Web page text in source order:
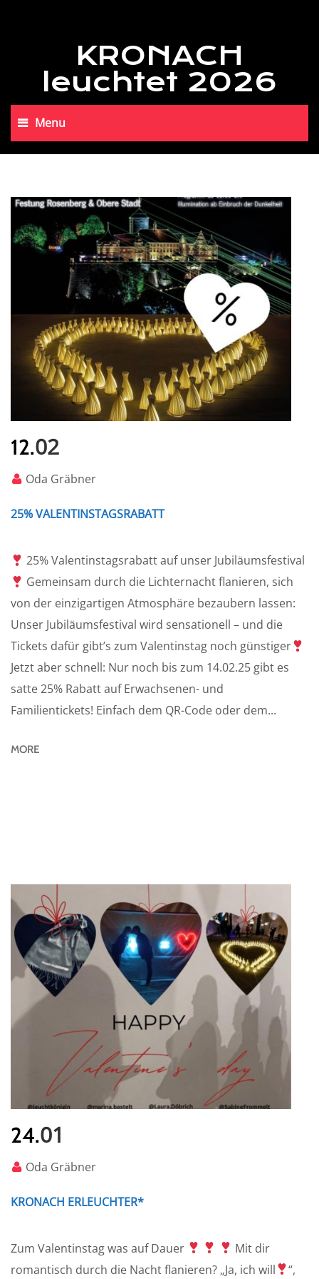
KRONACH
leuchtet 2026
Menu
12.02
Oda Gräbner
25% VALENTINSTAGSRABATT
25% Valentinstagsrabatt auf unser Jubiläumsfestival
Gemeinsam durch die Lichternacht flanieren, sich
von der einzigartigen Atmosphäre bezaubern lassen:
Unser Jubiläumsfestival wird sensationell – und die
Tickets dafür gibt’s zum Valentinstag noch günstiger
Jetzt aber schnell: Nur noch bis zum 14.02.25 gibt es
satte 25% Rabatt auf Erwachsenen- und
Familientickets! Einfach dem QR-Code oder dem...
MORE
24.01
Oda Gräbner
KRONACH ERLEUCHTER*
Zum Valentinstag was auf Dauer
Mit dir
romantisch durch die Nacht flanieren? „Ja, ich will
“,